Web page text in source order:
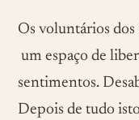
Os voluntários
um espaço de
sentimentos.
Depois de tudo